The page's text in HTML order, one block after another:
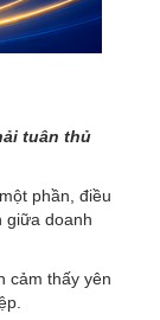
tuân thủ
phần, điều
giữa doanh
cảm thấy yên